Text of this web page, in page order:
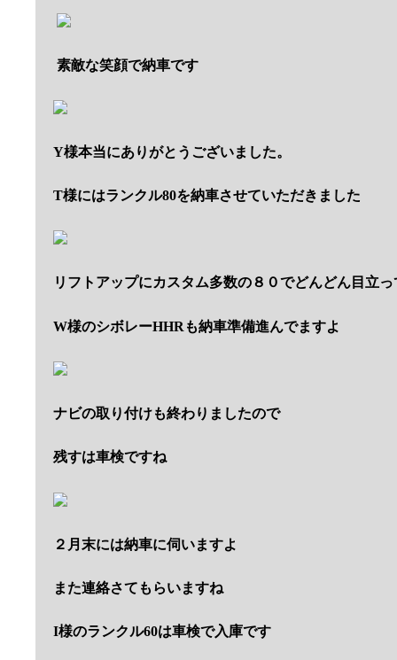
素敵な笑顔で納車です
Y様本当にありがとうございました。
T様にはランクル80を納車させていただきました
リフトアップにカスタム多数の８０でどんどん目立
W様のシボレーHHRも納車準備進んでますよ
ナビの取り付けも終わりましたので
残すは車検ですね
２月末には納車に伺いますよ
また連絡さてもらいますね
I様のランクル60は車検で入庫です